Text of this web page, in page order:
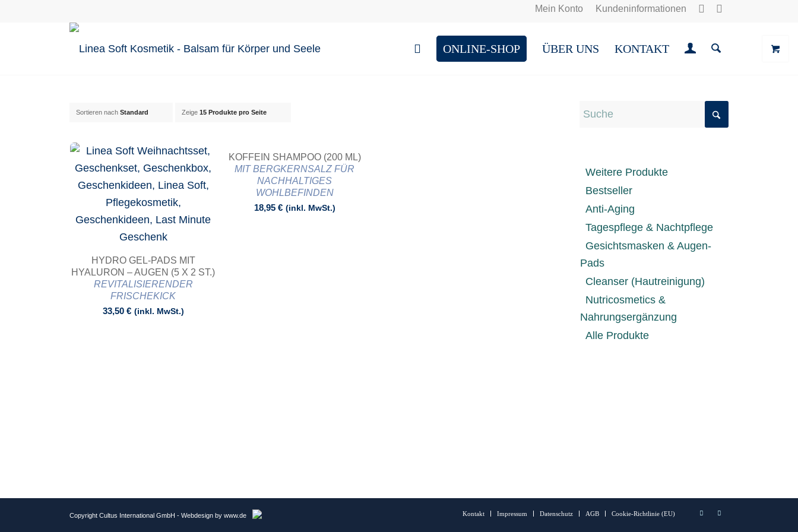
Mein Konto Kundeninformationen
ONLINE-SHOP ÜBER UNS KONTAKT
Sortieren nachStandard Zeige15 Produkte pro Seite
5.00
HYDRO GEL-PADS MIT
HYALURON – AUGEN (5 X 2 ST.)
REVITALISIERENDER
FRISCHEKICK
33,50 € (inkl. MwSt.)
KOFFEIN SHAMPOO (200 ML)
MIT BERGKERNSALZ FÜR
NACHHALTIGES
WOHLBEFINDEN
18,95 € (inkl. MwSt.)
Weitere Produkte
Bestseller
Anti-Aging
Tagespflege & Nachtpflege
Gesichtsmasken & Augen-
Pads
Cleanser (Hautreinigung)
Nutricosmetics &
Nahrungsergänzung
Alle Produkte
Copyright Cultus International GmbH - Webdesign by www.de Kontakt Impressum Datenschutz AGB Cookie-Richtlinie (EU)